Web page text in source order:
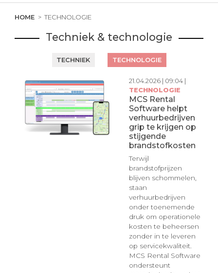
HOME TECHNOLOGIE
Techniek & technologie
TECHNIEK TECHNOLOGIE
21.04.2026 | 09:04 |
TECHNOLOGIE
MCS Rental
Software helpt
verhuurbedrijven
grip te krijgen op
stijgende
brandstofkosten
Terwijl
brandstofprijzen
blijven schommelen,
staan
verhuurbedrijven
onder toenemende
druk om operationele
kosten te beheersen
zonder in te leveren
op servicekwaliteit.
MCS Rental Software
ondersteunt